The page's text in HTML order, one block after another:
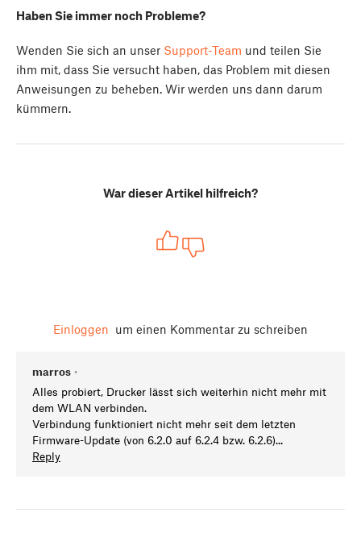
Haben Sie immer noch Probleme?
Wenden Sie sich an unser Support-Team und teilen Sie
ihm mit, dass Sie versucht haben, das Problem mit diesen
Anweisungen zu beheben. Wir werden uns dann darum
kümmern.
War dieser Artikel hilfreich?
Einloggen um einen Kommentar zu schreiben
marros •
Alles probiert, Drucker lässt sich weiterhin nicht mehr mit
dem WLAN verbinden.
Verbindung funktioniert nicht mehr seit dem letzten
Firmware-Update (von 6.2.0 auf 6.2.4 bzw. 6.2.6)...
Reply